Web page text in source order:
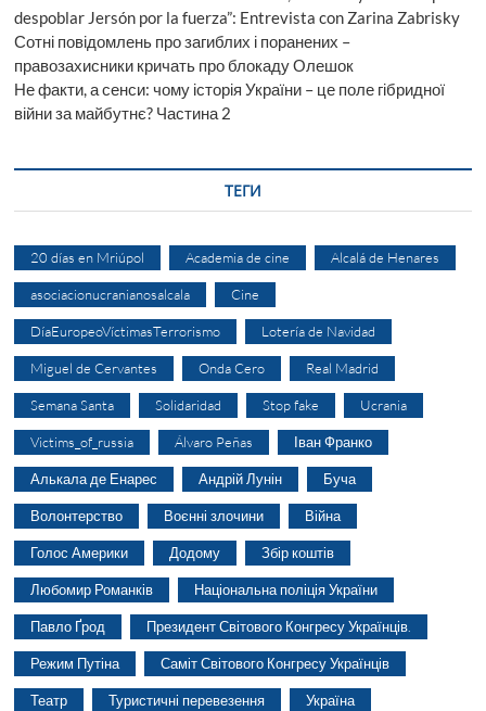
despoblar Jersón por la fuerza”: Entrevista con Zarina Zabrisky
Сотні повідомлень про загиблих і поранених –
правозахисники кричать про блокаду Олешок
Не факти, а сенси: чому історія України – це поле гібридної
війни за майбутнє? Частина 2
ТЕГИ
20 días en Mriúpol Academia de cine Alcalá de Henares
asociacionucranianosalcala Cine
DíaEuropeoVíctimasTerrorismo Lotería de Navidad
Miguel de Cervantes Onda Cero Real Madrid
Semana Santa Solidaridad Stop fake Ucrania
Victims_of_russia Álvaro Peñas Іван Франко
Алькала де Енарес Андрій Лунін Буча
Волонтерство Воєнні злочини Війна
Голос Америки Додому Збір коштів
Любомир Романків Національна поліція України
Павло Ґрод Президент Світового Конгресу Українців.
Режим Путіна Саміт Світового Конгресу Українців
Театр Туристичні перевезення Україна